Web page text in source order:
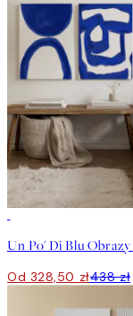
Od 328,50 zł438 zł